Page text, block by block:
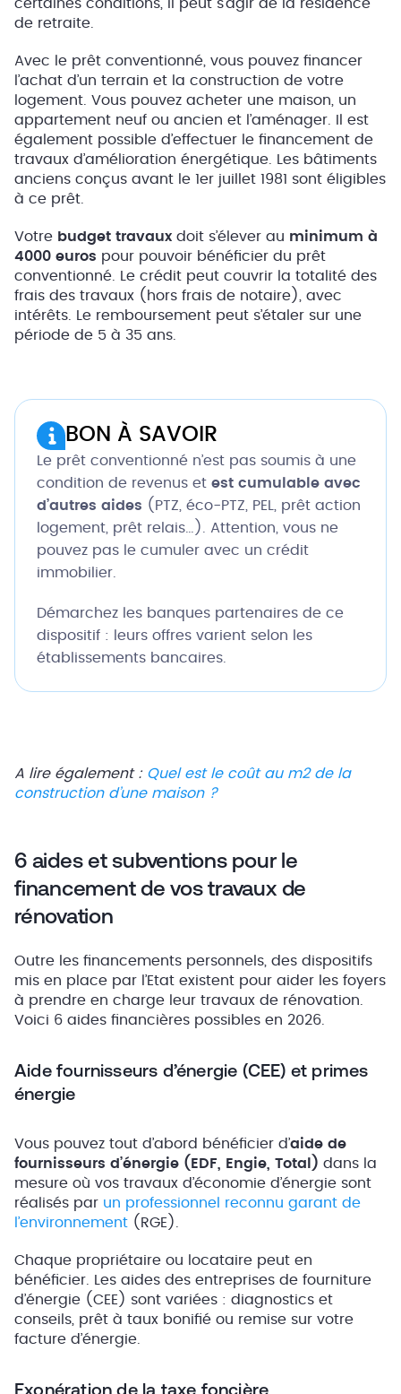
certaines conditions, il peut s’agir de la résidence
de retraite.
Avec le prêt conventionné, vous pouvez financer
l’achat d’un terrain et la construction de votre
logement. Vous pouvez acheter une maison, un
appartement neuf ou ancien et l’aménager. Il est
également possible d’effectuer le financement de
travaux d’amélioration énergétique. Les bâtiments
anciens conçus avant le 1er juillet 1981 sont éligibles
à ce prêt.
Votre budget travaux doit s’élever au minimum à
4000 euros pour pouvoir bénéficier du prêt
conventionné. Le crédit peut couvrir la totalité des
frais des travaux (hors frais de notaire), avec
intérêts. Le remboursement peut s’étaler sur une
période de 5 à 35 ans.
BON À SAVOIR
Le prêt conventionné n’est pas soumis à une
condition de revenus et est cumulable avec
d’autres aides (PTZ, éco-PTZ, PEL, prêt action
logement, prêt relais…). Attention, vous ne
pouvez pas le cumuler avec un crédit
immobilier.
Démarchez les banques partenaires de ce
dispositif : leurs offres varient selon les
établissements bancaires.
A lire également : Quel est le coût au m2 de la
construction d’une maison ?
6 aides et subventions pour le
financement de vos travaux de
rénovation
Outre les financements personnels, des dispositifs
mis en place par l’Etat existent pour aider les foyers
à prendre en charge leur travaux de rénovation.
Voici 6 aides financières possibles en 2026.
Aide fournisseurs d’énergie (CEE) et primes
énergie
Vous pouvez tout d’abord bénéficier d’aide de
fournisseurs d’énergie (EDF, Engie, Total) dans la
mesure où vos travaux d’économie d’énergie sont
réalisés par un professionnel reconnu garant de
l’environnement (RGE).
Chaque propriétaire ou locataire peut en
bénéficier. Les aides des entreprises de fourniture
d’énergie (CEE) sont variées : diagnostics et
conseils, prêt à taux bonifié ou remise sur votre
facture d’énergie.
Exonération de la taxe foncière